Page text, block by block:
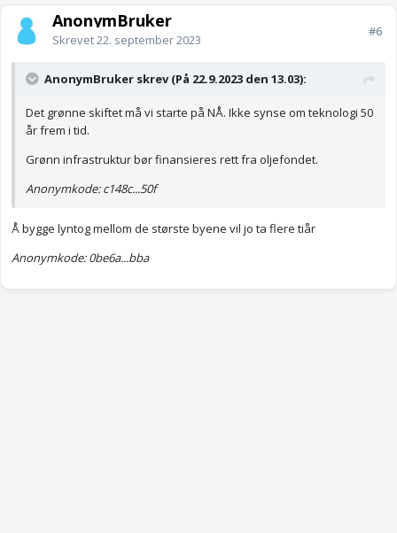
AnonymBruker
Skrevet22. september 2023
#6
AnonymBruker skrev (På 22.9.2023 den 13.03):
Det grønne skiftet må vi starte på NÅ. Ikke synse om teknologi 50
år frem i tid.
Grønn infrastruktur bør finansieres rett fra oljefondet.
Anonymkode: c148c...50f
Å bygge lyntog mellom de største byene vil jo ta flere tiår
Anonymkode: 0be6a...bba